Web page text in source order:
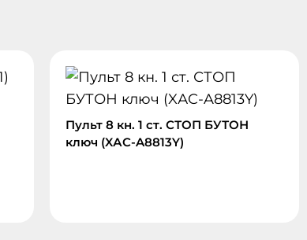
Пульт 8 кн. 1 ст. СТОП БУТОН
ключ (XАC-A8813Y)